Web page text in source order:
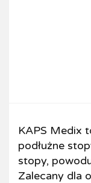
KAPS Medix
podłużne
stopy,
Zalecany dla